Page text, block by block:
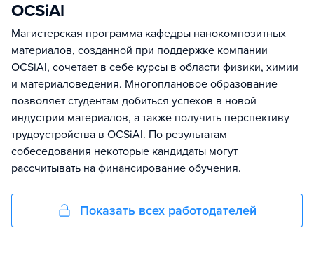
OCSiAl
Магистерская программа кафедры нанокомпозитных
материалов, созданной при поддержке компании
OCSiAl, сочетает в себе курсы в области физики, химии
и материаловедения. Многоплановое образование
позволяет студентам добиться успехов в новой
индустрии материалов, а также получить перспективу
трудоустройства в OCSiAl. По результатам
собеседования некоторые кандидаты могут
рассчитывать на финансирование обучения.
Показать всех работодателей